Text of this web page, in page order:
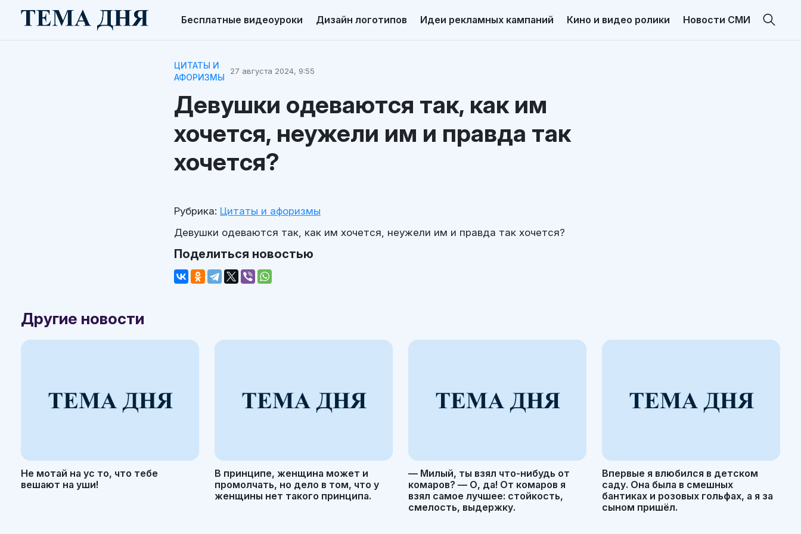
Бесплатные видеоуроки Дизайн логотипов Идеи рекламных кампаний Кино и видео ролики Новости СМИ
ЦИТАТЫ И
АФОРИЗМЫ
27 августа 2024, 9:55
Девушки одеваются так, как им
хочется, неужели им и правда так
хочется?
Рубрика: Цитаты и афоризмы
Девушки одеваются так, как им хочется, неужели им и правда так хочется?
Поделиться новостью
Другие новости
Не мотай на ус то, что тебе
вешают на уши!
В принципе, женщина может и
промолчать, но дело в том, что у
женщины нет такого принципа.
— Милый, ты взял что-нибудь от
комаров? — О, да! От комаров я
взял самое лучшее: стойкость,
смелость, выдержку.
Впервые я влюбился в детском
саду. Она была в смешных
бантиках и розовых гольфах, а я за
сыном пришёл.